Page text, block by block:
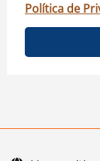
Política de